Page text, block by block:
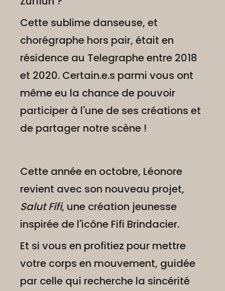
Cette sublime danseuse, et
chorégraphe hors pair, était en
résidence au Telegraphe entre 2018
et 2020. Certain.e.s parmi vous ont
même eu la chance de pouvoir
participer à l'une de ses créations et
de partager notre scène !
Cette année en octobre, Léonore
revient avec son nouveau projet,
Salut Fifi, une création jeunesse
inspirée de l'icône Fifi Brindacier.
Et si vous en profitiez pour mettre
votre corps en mouvement, guidée
par celle qui recherche la sincérité